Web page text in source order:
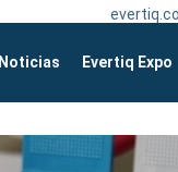
Noticias Evertiq Expo